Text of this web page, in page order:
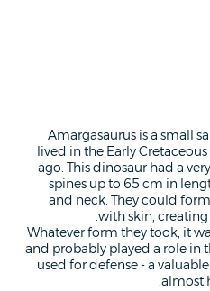
Amargasaurus is a small
lived in the Early
ago. This dinosaur had a
spines up to 65 cm in
and neck. They could
with skin, creating
Whatever form they took, it
and probably played a role in
used for defense - a
almost